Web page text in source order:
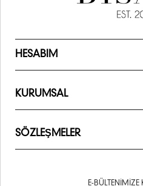
HESABIM
KURUMSAL
SÖZLEŞMELER
E-BÜLTENIMIZE